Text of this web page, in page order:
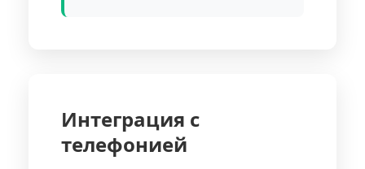
Интеграция с
телефонией